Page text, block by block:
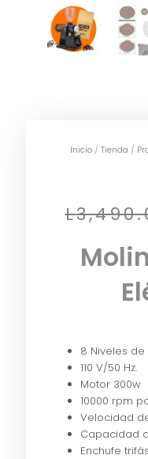
Inicio / Tienda /
L
8 Niveles
110 V/50 Hz.
Motor 300w
10000 rpm
Velocidad
Capacidad
Enchufe